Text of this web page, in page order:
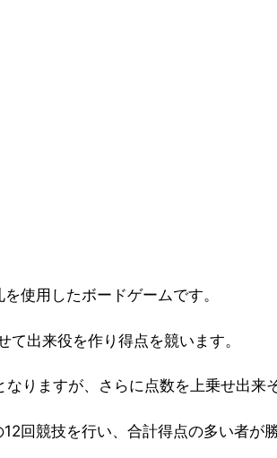
使用したボードゲームです。
出来役を作り得点を競います。
なりますが、さらに点数を上乗せ出
回競技を行い、合計得点の多い者が